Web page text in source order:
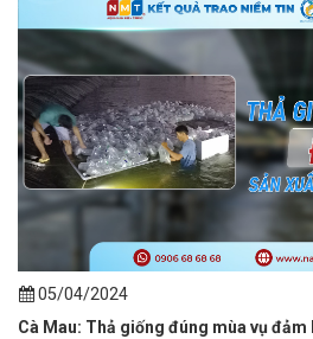
05/04/2024
Cà Mau: Thả giống đúng mùa vụ